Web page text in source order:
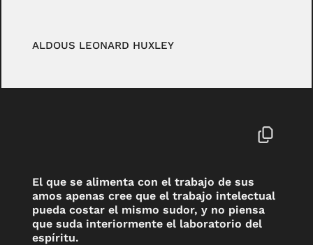
ALDOUS LEONARD HUXLEY
El que se alimenta con el trabajo de sus
amos apenas cree que el trabajo intelectual
pueda costar el mismo sudor, y no piensa
que suda interiormente el laboratorio del
espíritu.